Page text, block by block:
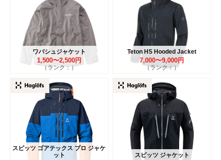
ワバシュジャケット
1,500〜2,500円
（ランク：）
Teton HS Hooded Jacket
7,000〜9,000円
（ランク：）
スピッツ ゴアテックス プロ ジャケ
ット
スピッツ ジャケット